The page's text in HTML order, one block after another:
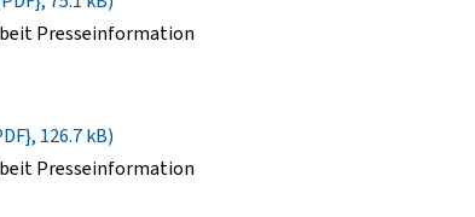
Presseinformation
126.7 kB)
Presseinformation